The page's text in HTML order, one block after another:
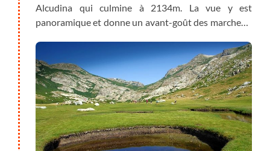
Alcudina qui culmine à 2134m. La vue y est
panoramique et donne un avant-goût des marches à
d'apprécier la vue avant d’entamer la descente vers
le plateau du Cuscione. Vous longez la crête pour
rejoindre Bocca di Chiralba puis les bergeries du
même nom. Il est alors temps de profiter de ce
"pianu" (plateau), situé à 1500m d’altitude ; par sa
superficie de 50km², c'est le plus grand de Corse.
Terre de transhumance estivale, cette haute surface